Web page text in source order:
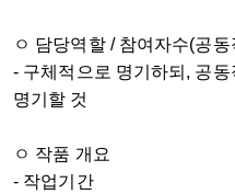
ㅇ 담당역할 / 참여자수(공
- 구체적으로 명기하되, 공
명기할 것
ㅇ 작품 개요
- 작업기간